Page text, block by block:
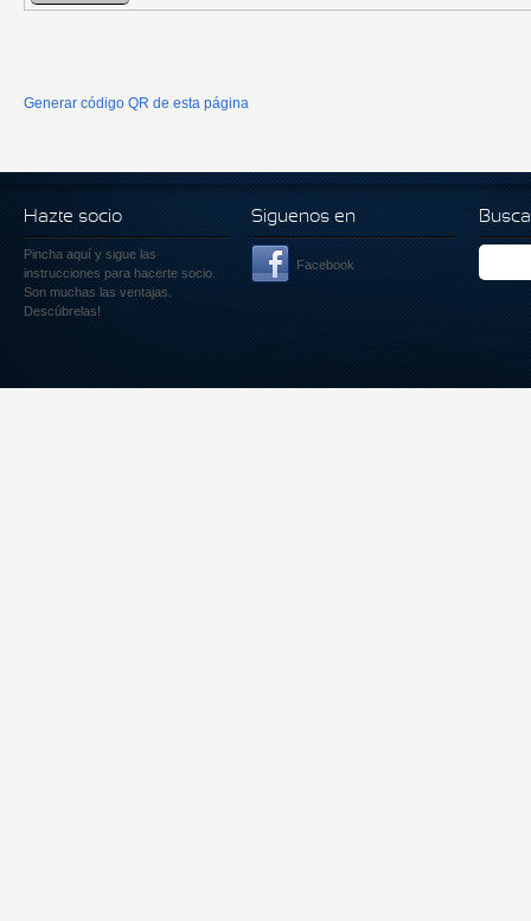
Generar código QR de esta página
Hazte socio
Pincha aquí y sigue las
instrucciones para hacerte socio.
Son muchas las ventajas.
Descúbrelas!
Siguenos en
Facebook